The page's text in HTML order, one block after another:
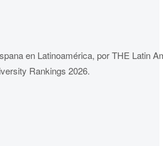
en Latinoamérica, por THE Latin
Rankings 2026.